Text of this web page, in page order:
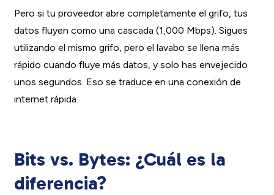
Pero si tu proveedor abre completamente el grifo, tus
datos fluyen como una cascada (1,000 Mbps). Sigues
utilizando el mismo grifo, pero el lavabo se llena más
rápido cuando fluye más datos, y solo has envejecido
unos segundos. Eso se traduce en una conexión de
internet rápida.
Bits vs. Bytes: ¿Cuál es la
diferencia?